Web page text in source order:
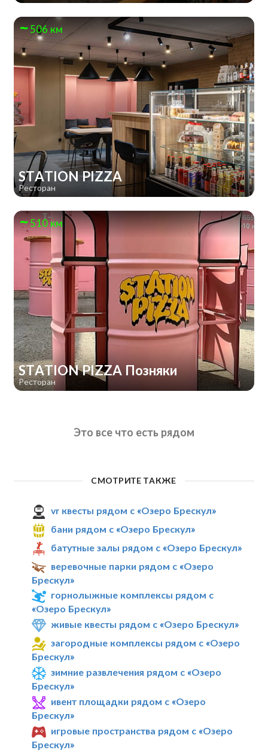
506 км
STATION PIZZA
Ресторан
510 км
STATION PIZZA Позняки
Ресторан
Это все что есть рядом
СМОТРИТЕ ТАКЖЕ
vr квесты рядом с «Озеро Брескул»
бани рядом с «Озеро Брескул»
батутные залы рядом с «Озеро Брескул»
веревочные парки рядом с «Озеро
Брескул»
горнолыжные комплексы рядом с
«Озеро Брескул»
живые квесты рядом с «Озеро Брескул»
загородные комплексы рядом с «Озеро
Брескул»
зимние развлечения рядом с «Озеро
Брескул»
ивент площадки рядом с «Озеро
Брескул»
игровые пространства рядом с «Озеро
Брескул»